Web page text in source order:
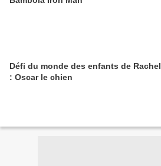
Défi du monde des enfants de Rachel
: Oscar le chien